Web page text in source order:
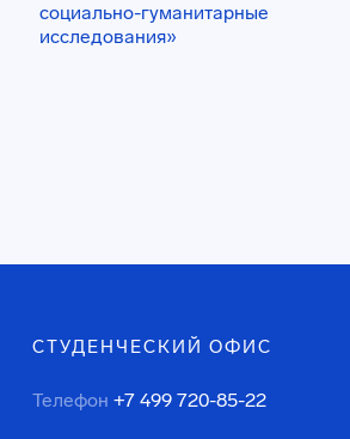
социально-гуманитарные
исследования»
СТУДЕНЧЕСКИЙ ОФИС
Телефон +7 499 720-85-22